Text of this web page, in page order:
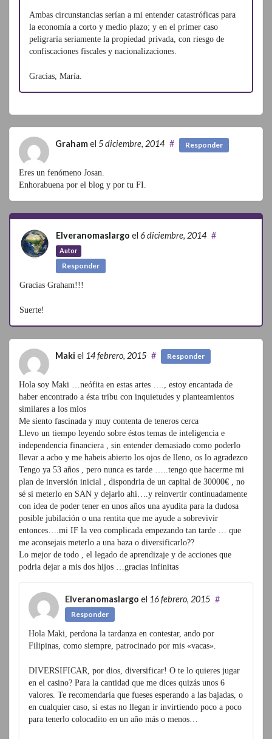
Ambas circunstancias serían a mi entender catastróficas para
la economía a corto y medio plazo; y en el primer caso
peligraría seriamente la propiedad privada, con riesgo de
confiscaciones fiscales y nacionalizaciones.
Gracias, María.
Grahamel 5 diciembre, 2014 # Responder
Eres un fenómeno Josan.
Enhorabuena por el blog y por tu FI.
Elveranomaslargo el 6 diciembre, 2014
Autor
#
Responder
Gracias Graham!!!
Suerte!
Maki el 14 febrero, 2015 # Responder
Hola soy Maki …neófita en estas artes …., estoy encantada de
haber encontrado a ésta tribu con inquietudes y planteamientos
similares a los mios
Me siento fascinada y muy contenta de teneros cerca
Llevo un tiempo leyendo sobre éstos temas de inteligencia e
independencia financiera , sin entender demasiado como poderlo
llevar a acbo y me habeis abierto los ojos de lleno, os lo agradezco
Tengo ya 53 años , pero nunca es tarde …..tengo que hacerme mi
plan de inversión inicial , dispondria de un capital de 30000€ , no
sé si meterlo en SAN y dejarlo ahi….y reinvertir continuadamente
con idea de poder tener en unos años una ayudita para la dudosa
posible jubilación o una rentita que me ayude a sobrevivir
entonces….mi IF la veo complicada empezando tan tarde … que
me aconsejais meterlo a una baza o diversificarlo??
Lo mejor de todo , el legado de aprendizaje y de acciones que
podria dejar a mis dos hijos …gracias infinitas
Elveranomaslargo el 16 febrero, 2015 #
Responder
Hola Maki, perdona la tardanza en contestar, ando por
Filipinas, como siempre, patrocinado por mis «vacas».
DIVERSIFICAR, por dios, diversificar! O te lo quieres jugar
en el casino? Para la cantidad que me dices quizás unos 6
valores. Te recomendaría que fueses esperando a las bajadas, o
en cualquier caso, si estas no llegan ir invirtiendo poco a poco
para tenerlo colocadito en un año más o menos…